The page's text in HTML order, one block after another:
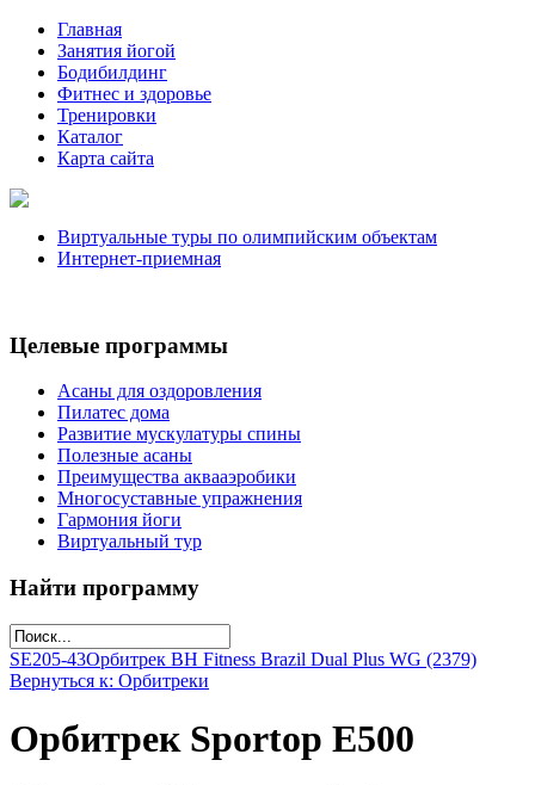
Главная
Занятия йогой
Бодибилдинг
Фитнес и здоровье
Тренировки
Каталог
Карта сайта
Виртуальные туры по олимпийским объектам
Интернет-приемная
Целевые программы
Асаны для оздоровления
Пилатес дома
Развитие мускулатуры спины
Полезные асаны
Преимущества аквааэробики
Многосуставные упражнения
Гармония йоги
Виртуальный тур
Найти программу
SE205-43Орбитрек ВН Fitness Brazil Dual Plus WG (2379)
Вернуться к: Орбитреки
Орбитрек Sportop E500